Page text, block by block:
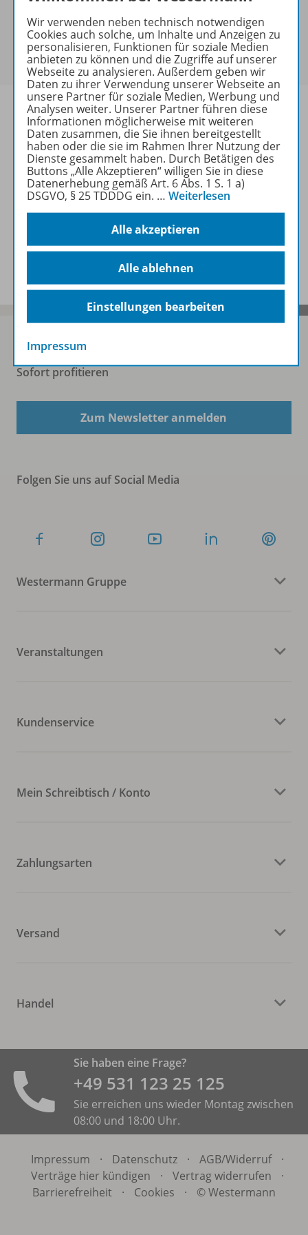
Sie haben ein passendesSpar-Paket?
Um den für Sie gültigen Preis zu sehen,melden Sie
sich bitte an.
Informationen
Weitere Inhalte der Ausgabe
Spar-Pakete
Sofort profitieren
Zum Newsletter anmelden
Folgen Sie uns auf Social Media
Westermann Gruppe
Veranstaltungen
Kundenservice
Mein Schreibtisch / Konto
Zahlungsarten
Versand
Handel
Sie haben eine Frage?
+49 531 ­123 25 125
Sie erreichen uns wieder Montag zwischen
08:00 und 18:00 Uhr.
Impressum · Datenschutz · AGB/Widerruf
·
Verträge hier kündigen
· Vertrag widerrufen
·
Barrierefreiheit
· Cookies · © Westermann
Wir verwenden neben technisch notwendigen
Cookies auch solche, um Inhalte und Anzeigen zu
personalisieren, Funktionen für soziale Medien
anbieten zu können und die Zugriffe auf unserer
Webseite zu analysieren. Außerdem geben wir
Daten zu ihrer Verwendung unserer Webseite an
unsere Partner für soziale Medien, Werbung und
Analysen weiter. Unserer Partner führen diese
Informationen möglicherweise mit weiteren
Daten zusammen, die Sie ihnen bereitgestellt
haben oder die sie im Rahmen Ihrer Nutzung der
Dienste gesammelt haben. Durch Betätigen des
Buttons „Alle Akzeptieren“ willigen Sie in diese
Datenerhebung gemäß Art. 6 Abs. 1 S. 1 a)
DSGVO, § 25 TDDDG ein. … Weiterlesen
Alle akzeptieren
Alle ablehnen
Einstellungen bearbeiten
Impressum